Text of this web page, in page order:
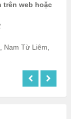
trên web hoặc
Nam Từ Liêm,